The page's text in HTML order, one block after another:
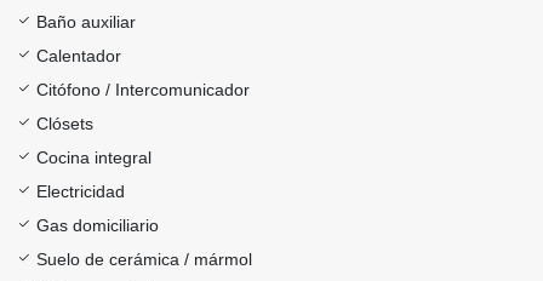
Baño auxiliar
Calentador
Citófono / Intercomunicador
Clósets
Cocina integral
Electricidad
Gas domiciliario
Suelo de cerámica / mármol